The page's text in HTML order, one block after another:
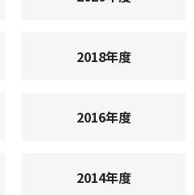
2018年度
2016年度
2014年度